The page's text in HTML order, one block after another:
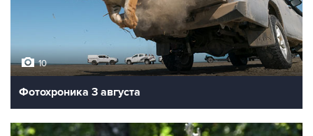
10
Фотохроника 3 августа